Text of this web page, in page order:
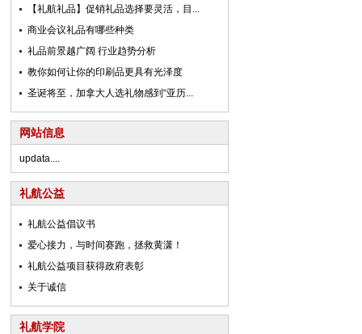
【礼航礼品】促销礼品选择要灵活，目...
商业会议礼品有哪些种类
礼品前景越广阔 行业趋势分析
教你如何让你的印刷品更具有光泽度
圣诞将至，加拿大人选礼物感到“亚历...
网站信息
updata....
礼航公益
礼航公益倡议书
爱心接力，与时间赛跑，拯救黄潇！
礼航公益项目获得政府表彰
关于诚信
礼航学院